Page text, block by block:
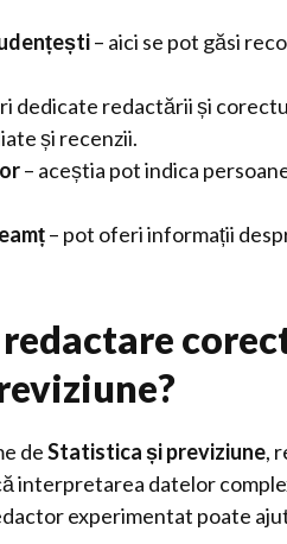
– aici se pot găsi
dedicate redactării și
și recenzii.
– aceștia pot indica
– pot oferi informații
deStatistica și previziune,
interpretarea datelor
experimentat poate